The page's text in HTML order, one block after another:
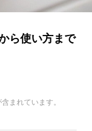
ら使い方まで
まれています。